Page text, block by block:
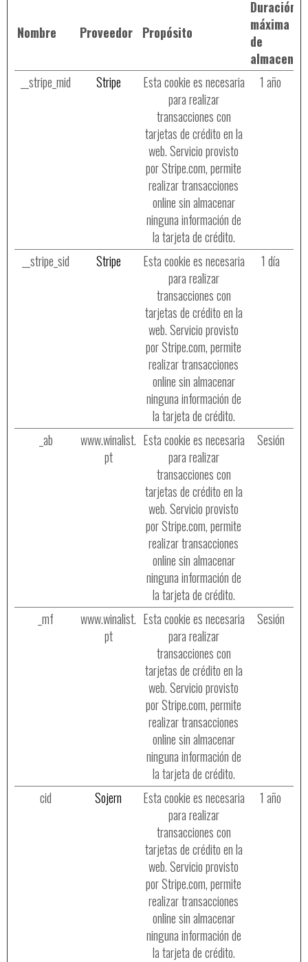
Nombre Proveedor Propósito
Duración
máxima
de
__stripe_mid
Stripe
Esta cookie es necesaria
para realizar
transacciones con
tarjetas de crédito en la
web. Servicio provisto
por Stripe.com, permite
realizar transacciones
online sin almacenar
ninguna información de
la tarjeta de crédito.
1 año
__stripe_sid Stripe
Esta cookie es necesaria
para realizar
transacciones con
tarjetas de crédito en la
web. Servicio provisto
por Stripe.com, permite
realizar transacciones
online sin almacenar
ninguna información de
la tarjeta de crédito.
1 día
_ab
www.winalist.
pt
Esta cookie es necesaria
para realizar
transacciones con
tarjetas de crédito en la
web. Servicio provisto
por Stripe.com, permite
realizar transacciones
online sin almacenar
ninguna información de
la tarjeta de crédito.
Sesión
_mf
www.winalist.
pt
Esta cookie es necesaria
para realizar
transacciones con
tarjetas de crédito en la
web. Servicio provisto
por Stripe.com, permite
realizar transacciones
online sin almacenar
ninguna información de
la tarjeta de crédito.
Sesión
cid Sojern
Esta cookie es necesaria
para realizar
transacciones con
tarjetas de crédito en la
web. Servicio provisto
por Stripe.com, permite
realizar transacciones
online sin almacenar
ninguna información de
la tarjeta de crédito.
1 año